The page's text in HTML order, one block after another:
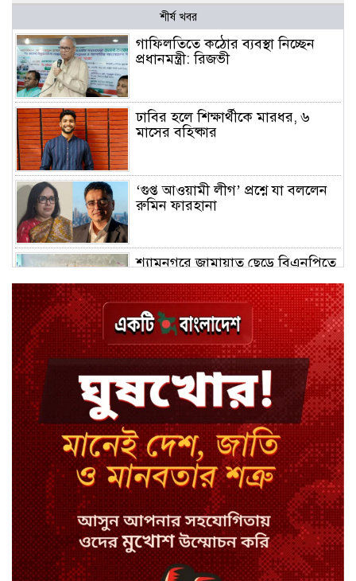
শীর্ষ খবর
গাফিলতিতে কঠোর ব্যবস্থা নিচ্ছেন
প্রধানমন্ত্রী: রিজভী
ঢাবির হলে শিক্ষার্থীকে মারধর, ৬
মাসের বহিষ্কার
‘গুপ্ত আওয়ামী লীগ’ প্রশ্নে যা বললেন
রুমিন ফারহানা
শ্যামনগরে জামায়াত ছেড়ে বিএনপিতে
ঢাকায় হালকা বৃষ্টির সম্ভাবনা, বাড়তে
পারে তাপমাত্রা
মন্ত্রী-এমপিদের উপস্থিতিতে ইউএনওর
আইফোন চুরি
সিরাজগঞ্জে বাস ট্রাক দুর্ঘটনা, চালকসহ
নিহত ২
স্পিকারের নামে জাল ডিও, প্রতারণার
অভিযোগে এসিল্যান্ডের বিরুদ্ধে মামলা